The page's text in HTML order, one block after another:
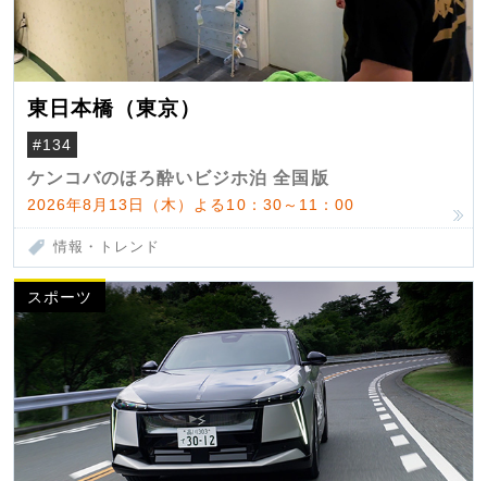
東日本橋（東京）
#134
ケンコバのほろ酔いビジホ泊 全国版
2026年8月13日（木）よる10：30～11：00
情報・トレンド
スポーツ